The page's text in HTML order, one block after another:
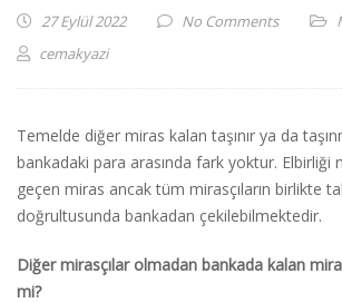
27 Eylül 2022 No Comments
cemakyazi
Temelde diğer miras kalan taşınır ya da
bankadaki para arasında fark yoktur. Elbirliği
geçen miras ancak tüm mirasçıların birlikte
doğrultusunda bankadan çekilebilmektedir.
Diğer mirasçılar olmadan bankada kalan
mi?